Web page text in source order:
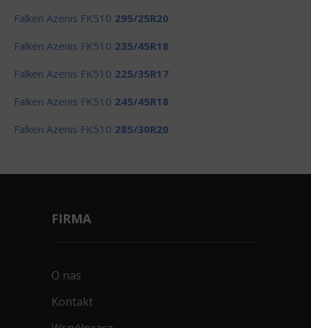
Falken Azenis FK510 295/25R20
Falken Azenis FK510 235/45R18
Falken Azenis FK510 225/35R17
Falken Azenis FK510 245/45R18
Falken Azenis FK510 285/30R20
FIRMA
O nas
Kontakt